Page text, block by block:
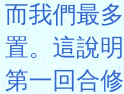
而我們最
置。這說
第一回合